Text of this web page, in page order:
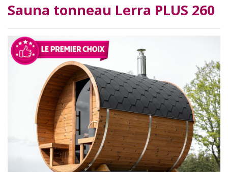
Sauna tonneau Lerra PLUS 260